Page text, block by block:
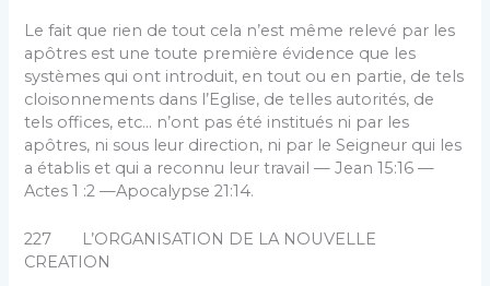
Le fait que rien de tout cela n’est même relevé par les
apôtres est une toute première évidence que les
systèmes qui ont introduit, en tout ou en partie, de tels
cloisonne­ments dans l’Eglise, de telles autorités, de
tels offices, etc… n’ont pas été institués ni par les
apôtres, ni sous leur direction, ni par le Seigneur qui les
a établis et qui a reconnu leur travail — Jean 15:16 —
Actes 1 :2 —Apocalypse 21:14.
227 L’ORGANISATION DE LA NOUVELLE
CREATION